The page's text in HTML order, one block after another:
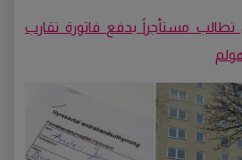
مستأجراً بدفع فاتورة تقارب